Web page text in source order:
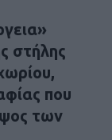
στήλης
που
των